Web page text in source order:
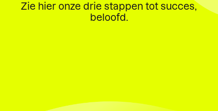
Zie hier onze drie stappen tot succes,
beloofd.